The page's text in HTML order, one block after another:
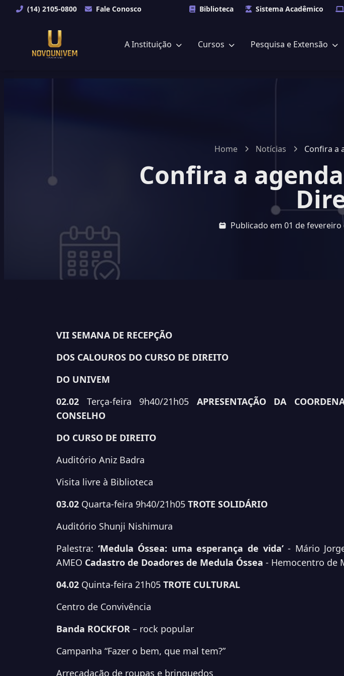
(14) 2105-0800 Fale Conosco Biblioteca Sistema Acadêmico
A Instituição Cursos Pesquisa e Extensão
Home Notícias Confira a
Confira a
Publicado em 01 de fevereiro
VII SEMANA DE RECEPÇÃO
DOS CALOUROS DO CURSO DE DIREITO
DO UNIVEM
02.02
Terça-feira 9h40/21h05
APRESENTAÇÃO DA
CONSELHO
DO CURSO DE DIREITO
Auditório Aniz Badra
Visita livre à Biblioteca
03.02 Quarta-feira 9h40/21h05 TROTE SOLIDÁRIO
Auditório Shunji Nishimura
Palestra: ‘Medula Óssea: uma esperança de vida’- Mário
AMEO Cadastro de Doadores de Medula Óssea - Hemocentro de
04.02 Quinta-feira 21h05 TROTE CULTURAL
Centro de Convivência
Banda ROCKFOR – rock popular
Campanha “Fazer o bem, que mal tem?”
Arrecadação de roupas e brinquedos